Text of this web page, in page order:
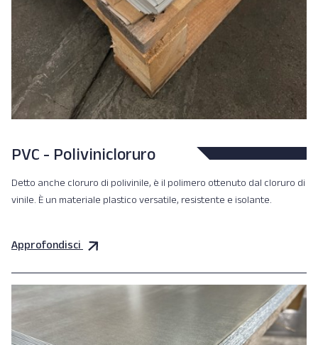
PVC - Polivinicloruro
Detto anche cloruro di polivinile, è il polimero ottenuto dal cloruro di
vinile. È un materiale plastico versatile, resistente e isolante.
Approfondisci